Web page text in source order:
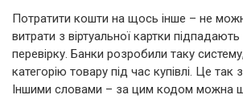
Потратити кошти на щось інше – не
витрати з віртуальної картки підпадають
перевірку. Банки розробили таку
категорію товару під час купівлі. Це
Іншими словами – за цим кодом можна